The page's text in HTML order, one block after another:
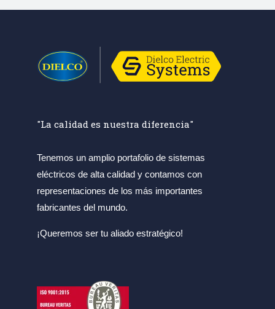
"La calidad es nuestra diferencia"
Tenemos un amplio portafolio de sistemas
eléctricos de alta calidad y contamos con
representaciones de los más importantes
fabricantes del mundo.
¡Queremos ser tu aliado estratégico!